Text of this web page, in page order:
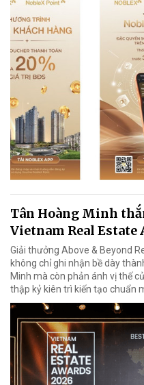
Tân Hoàng Minh
Vietnam Real Estate
Giải thưởng Above & Beyond
không chỉ ghi nhận bề dày
Minh mà còn phản ánh vị thế
thập kỷ kiên trì kiến tạo chuẩn